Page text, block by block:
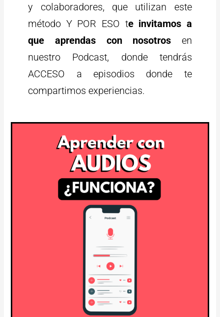
y colaboradores, que utilizan este
método Y POR ESO te invitamos a
que aprendas con nosotros en
nuestro Podcast, donde tendrás
ACCESO a episodios donde te
compartimos experiencias.